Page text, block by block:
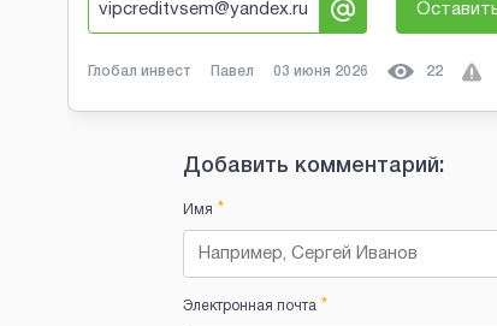
vipcreditvsem@yandex.ru
Глобал инвест Павел 03 июня 2026 22
Добавить комментарий:
Имя *
Электронная почта*